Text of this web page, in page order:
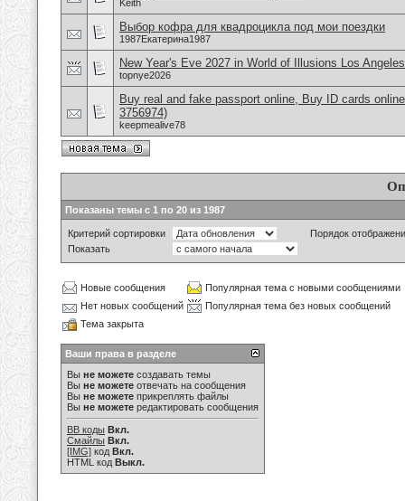
Keith
Выбор кофра для квадроцикла под мои поездки
1987Екатерина1987
New Year's Eve 2027 in World of Illusions Los
topnye2026
Buy real and fake passport online, Buy ID cards
3756974)
keepmealive78
Показаны темы с 1 по 20 из 1987
Критерий сортировки
Порядок
Показать
Новые сообщения
Популярная тема с новыми сообщениями
Нет новых сообщений
Популярная тема без новых сообщений
Тема закрыта
Ваши права в разделе
Вы не можете создавать темы
Вы не можете отвечать на сообщения
Вы не можете прикреплять файлы
Вы не можете редактировать сообщения
BB коды Вкл.
Смайлы Вкл.
[IMG] код Вкл.
HTML код Выкл.